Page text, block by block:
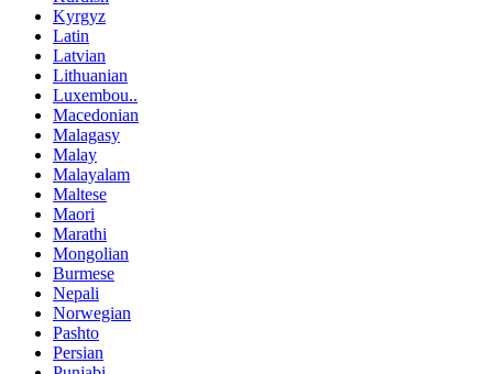
Kyrgyz
Latin
Latvian
Lithuanian
Luxembou..
Macedonian
Malagasy
Malay
Malayalam
Maltese
Maori
Marathi
Mongolian
Burmese
Nepali
Norwegian
Pashto
Persian